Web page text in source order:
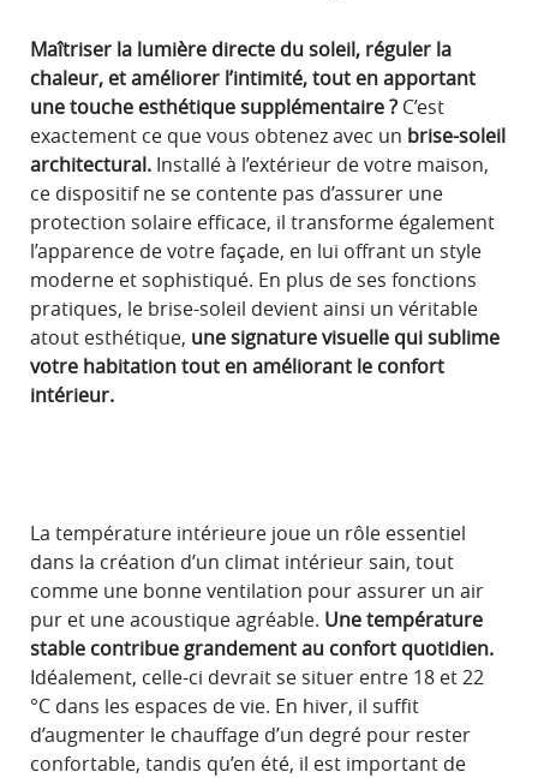
Maîtriser la lumière directe du soleil, réguler la
chaleur, et améliorer l’intimité, tout en apportant
une touche esthétique supplémentaire ? C’est
exactement ce que vous obtenez avec un brise-soleil
architectural. Installé à l’extérieur de votre maison,
ce dispositif ne se contente pas d’assurer une
protection solaire efficace, il transforme également
l’apparence de votre façade, en lui offrant un style
moderne et sophistiqué. En plus de ses fonctions
pratiques, le brise-soleil devient ainsi un véritable
atout esthétique, une signature visuelle qui sublime
votre habitation tout en améliorant le confort
intérieur.
La température intérieure joue un rôle essentiel
dans la création d’un climat intérieur sain, tout
comme une bonne ventilation pour assurer un air
pur et une acoustique agréable. Une température
stable contribue grandement au confort quotidien.
Idéalement, celle-ci devrait se situer entre 18 et 22
°C dans les espaces de vie. En hiver, il suffit
d’augmenter le chauffage d’un degré pour rester
confortable, tandis qu’en été, il est important de